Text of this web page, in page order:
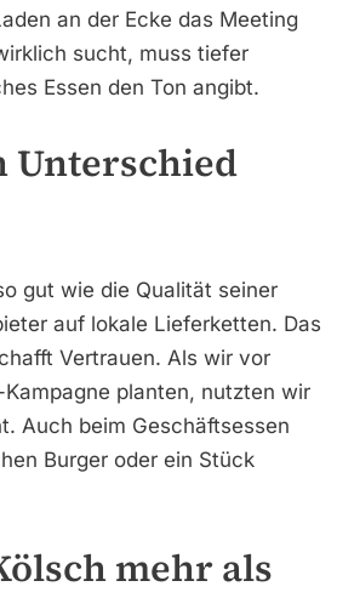
an der Ecke das Meeting
sucht, muss tiefer
Essen den Ton angibt.
Unterschied
gut wie die Qualität seiner
auf lokale Lieferketten. Das
Vertrauen. Als wir vor
planten, nutzten wir
Auch beim Geschäftsessen
Burger oder ein Stück
mehr als